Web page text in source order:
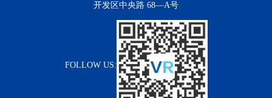
开发区中央路 68—A号
FOLLOW US: